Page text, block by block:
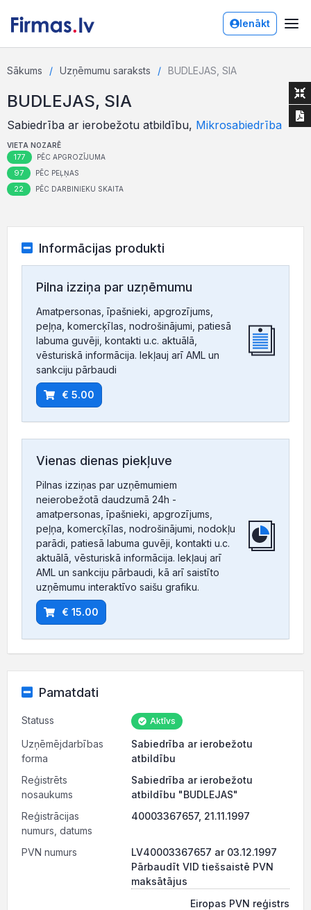
Ienākt
Sākums Uzņēmumu saraksts BUDLEJAS, SIA
BUDLEJAS, SIA
Sabiedrība ar ierobežotu atbildību, Mikrosabiedrība
VIETA NOZARĒ
177 PĒC APGROZĪJUMA
97 PĒC PEĻŅAS
22 PĒC DARBINIEKU SKAITA
Informācijas produkti
Pilna izziņa par uzņēmumu
Amatpersonas, īpašnieki, apgrozījums,
peļņa, komercķīlas, nodrošinājumi, patiesā
labuma guvēji, kontakti u.c. aktuālā,
vēsturiskā informācija. Iekļauj arī AML un
sankciju pārbaudi
€ 5.00
Vienas dienas piekļuve
Pilnas izziņas par uzņēmumiem
neierobežotā daudzumā 24h -
amatpersonas, īpašnieki, apgrozījums,
peļņa, komercķīlas, nodrošinājumi, nodokļu
parādi, patiesā labuma guvēji, kontakti u.c.
aktuālā, vēsturiskā informācija. Iekļauj arī
AML un sankciju pārbaudi, kā arī saistīto
uzņēmumu interaktīvo saišu grafiku.
€ 15.00
Pamatdati
Statuss Aktīvs
Uzņēmējdarbības
forma
Sabiedrība ar ierobežotu
atbildību
Reģistrēts
nosaukums
Sabiedrība ar ierobežotu
atbildību "BUDLEJAS"
Reģistrācijas
numurs, datums
40003367657, 21.11.1997
PVN numurs
LV40003367657 ar 03.12.1997
Pārbaudīt VID tiešsaistē PVN
maksātājus
Eiropas PVN reģistrs